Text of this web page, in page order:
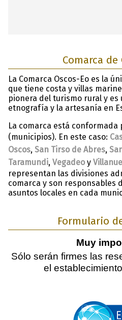
Comarca de
La Comarca Oscos-Eo es la
que tiene costa y villas
pionera del turismo rural y
etnografía y la artesanía en
La comarca está conformada
(municipios). En este caso:
Oscos, San Tirso de Abres,
Taramundi, Vegadeo y
representan las divisiones
comarca y son responsables
asuntos locales en cada
Formulario
Muy
Sólo serán firmes las
el